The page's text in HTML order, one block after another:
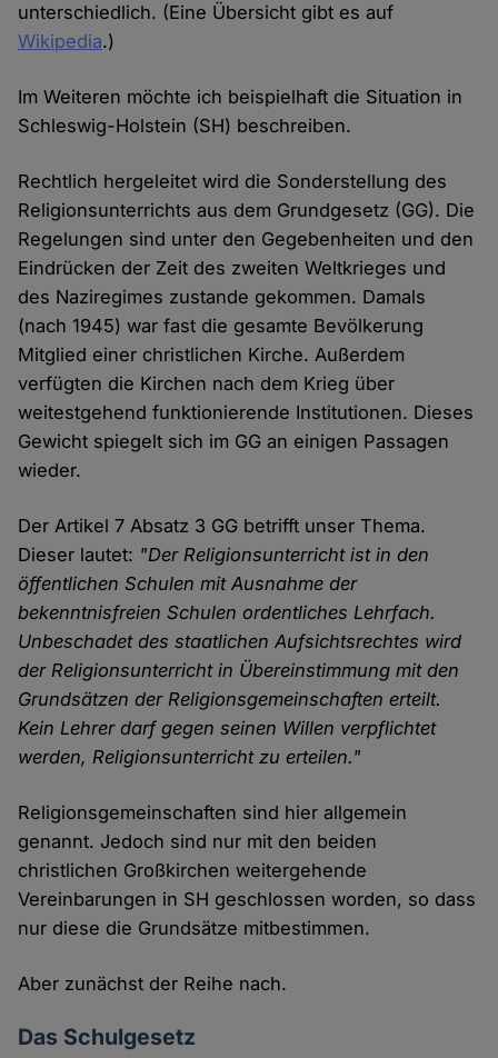
unterschiedlich. (Eine Übersicht gibt es auf
Wikipedia.)
Im Weiteren möchte ich beispielhaft die Situation in
Schleswig-Holstein (SH) beschreiben.
Rechtlich hergeleitet wird die Sonderstellung des
Religionsunterrichts aus dem Grundgesetz (GG). Die
Regelungen sind unter den Gegebenheiten und den
Eindrücken der Zeit des zweiten Weltkrieges und
des Naziregimes zustande gekommen. Damals
(nach 1945) war fast die gesamte Bevölkerung
Mitglied einer christlichen Kirche. Außerdem
verfügten die Kirchen nach dem Krieg über
weitestgehend funktionierende Institutionen. Dieses
Gewicht spiegelt sich im GG an einigen Passagen
wieder.
Der Artikel 7 Absatz 3 GG betrifft unser Thema.
Dieser lautet: "Der Religionsunterricht ist in den
öffentlichen Schulen mit Ausnahme der
bekenntnisfreien Schulen ordentliches Lehrfach.
Unbeschadet des staatlichen Aufsichtsrechtes wird
der Religionsunterricht in Übereinstimmung mit den
Grundsätzen der Religionsgemeinschaften erteilt.
Kein Lehrer darf gegen seinen Willen verpflichtet
werden, Religionsunterricht zu erteilen."
Religionsgemeinschaften sind hier allgemein
genannt. Jedoch sind nur mit den beiden
christlichen Großkirchen weitergehende
Vereinbarungen in SH geschlossen worden, so dass
nur diese die Grundsätze mitbestimmen.
Aber zunächst der Reihe nach.
Das Schulgesetz